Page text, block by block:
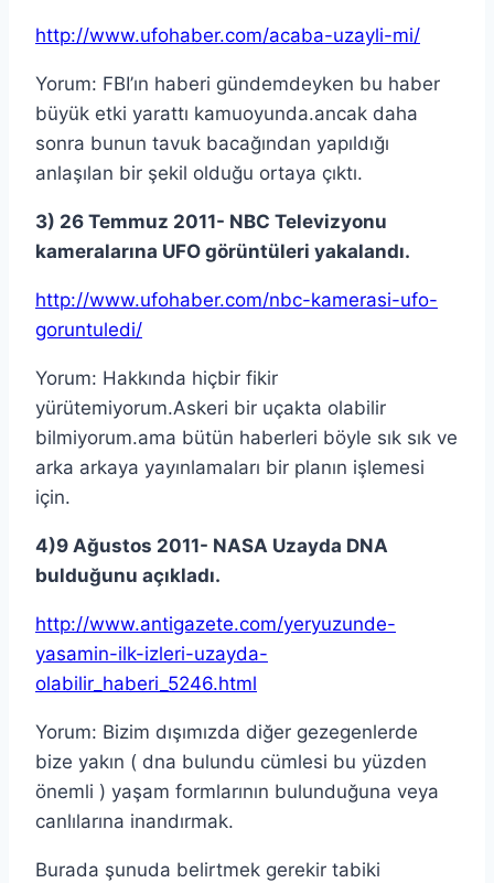
http://www.ufohaber.com/acaba-uzayli-mi/
Yorum: FBI’ın haberi gündemdeyken bu haber
büyük etki yarattı kamuoyunda.ancak daha
sonra bunun tavuk bacağından yapıldığı
anlaşılan bir şekil olduğu ortaya çıktı.
3) 26 Temmuz 2011- NBC Televizyonu
kameralarına UFO görüntüleri yakalandı.
http://www.ufohaber.com/nbc-kamerasi-ufo-
goruntuledi/
Yorum: Hakkında hiçbir fikir
yürütemiyorum.Askeri bir uçakta olabilir
bilmiyorum.ama bütün haberleri böyle sık sık ve
arka arkaya yayınlamaları bir planın işlemesi
için.
4)9 Ağustos 2011- NASA Uzayda DNA
bulduğunu açıkladı.
http://www.antigazete.com/yeryuzunde-
yasamin-ilk-izleri-uzayda-
olabilir_haberi_5246.html
Yorum: Bizim dışımızda diğer gezegenlerde
bize yakın ( dna bulundu cümlesi bu yüzden
önemli ) yaşam formlarının bulunduğuna veya
canlılarına inandırmak.
Burada şunuda belirtmek gerekir tabiki